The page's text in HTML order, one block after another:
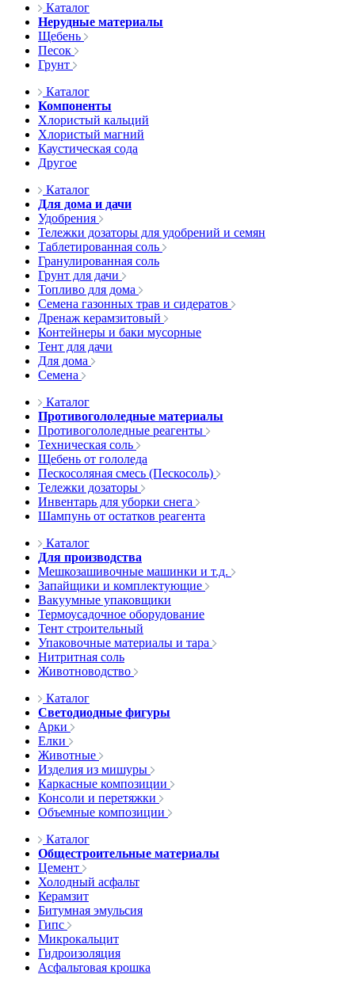
Каталог
Нерудные материалы
Щебень
Песок
Грунт
Каталог
Компоненты
Хлористый кальций
Хлористый магний
Каустическая сода
Другое
Каталог
Для дома и дачи
Удобрения
Тележки дозаторы для удобрений и семян
Таблетированная соль
Гранулированная соль
Грунт для дачи
Топливо для дома
Семена газонных трав и сидератов
Дренаж керамзитовый
Контейнеры и баки мусорные
Тент для дачи
Для дома
Семена
Каталог
Противогололедные материалы
Противогололедные реагенты
Техническая соль
Щебень от гололеда
Пескосоляная смесь (Пескосоль)
Тележки дозаторы
Инвентарь для уборки снега
Шампунь от остатков реагента
Каталог
Для производства
Мешкозашивочные машинки и т.д.
Запайщики и комплектующие
Вакуумные упаковщики
Термоусадочное оборудование
Тент строительный
Упаковочные материалы и тара
Нитритная соль
Животноводство
Каталог
Светодиодные фигуры
Арки
Елки
Животные
Изделия из мишуры
Каркасные композиции
Консоли и перетяжки
Объемные композиции
Каталог
Общестроительные материалы
Цемент
Холодный асфальт
Керамзит
Битумная эмульсия
Гипс
Микрокальцит
Гидроизоляция
Асфальтовая крошка